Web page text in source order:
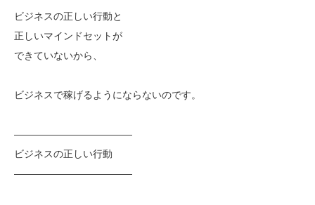
ビジネスの正しい行動と
正しいマインドセットが
できていないから、
ビジネスで稼げるようにならないのです。
————————————
ビジネスの正しい行動
————————————